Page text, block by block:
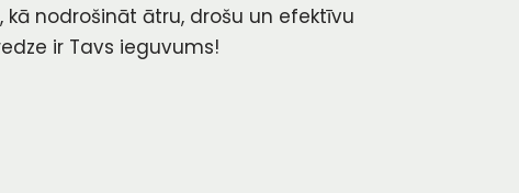
kā nodrošināt ātru, drošu un efektīvu
ir Tavs ieguvums!